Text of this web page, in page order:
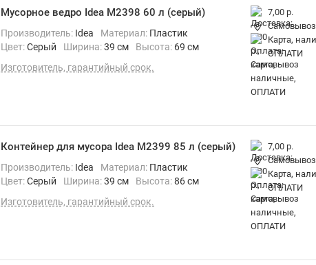
Мусорное ведро Idea М2398 60 л (серый)
Производитель: Idea Материал: Пластик
Цвет:Серый Ширина:39 см Высота: 69 см
Изготовитель, гарантийный срок.
7,00 р.
Самовывоз
карта, наличные,
ОПЛАТИ
Контейнер для мусора Idea М2399 85 л (серый)
Производитель: Idea Материал: Пластик
Цвет:Серый Ширина:39 см Высота:86 см
Изготовитель, гарантийный срок.
7,00 р.
Самовывоз
карта, наличные,
ОПЛАТИ